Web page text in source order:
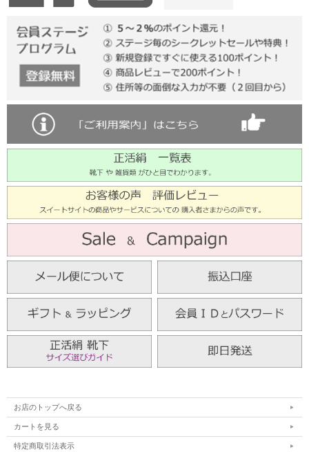
お店のトップへ戻る
カートを見る
特定商取引法表示